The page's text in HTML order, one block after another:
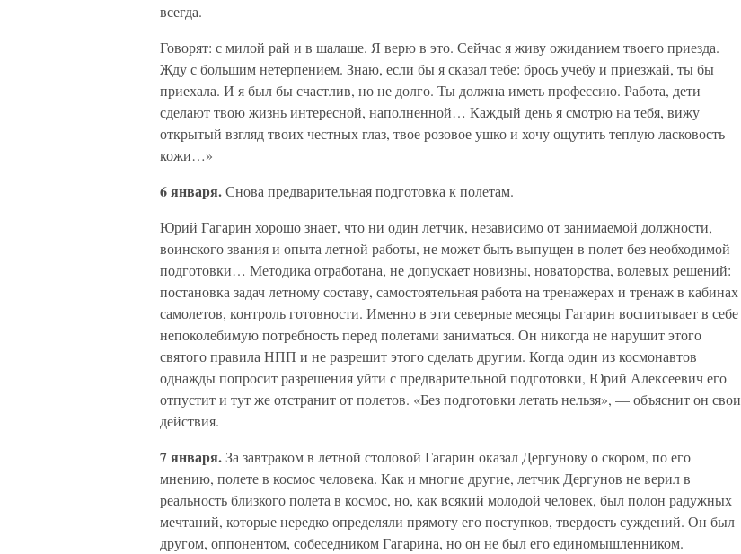
всегда.
Говорят: с милой рай и в шалаше. Я верю в это. Сейчас я живу ожиданием твоего приезда.
Жду с большим нетерпением. Знаю, если бы я сказал тебе: брось учебу и приезжай, ты бы
приехала. И я был бы счастлив, но не долго. Ты должна иметь профессию. Работа, дети
сделают твою жизнь интересной, наполненной… Каждый день я смотрю на тебя, вижу
открытый взгляд твоих честных глаз, твое розовое ушко и хочу ощутить теплую ласковость
кожи…»
6 января.Снова предварительная подготовка к полетам.
Юрий Гагарин хорошо знает, что ни один летчик, независимо от занимаемой должности,
воинского звания и опыта летной работы, не может быть выпущен в полет без необходимой
подготовки… Методика отработана, не допускает новизны, новаторства, волевых решений:
постановка задач летному составу, самостоятельная работа на тренажерах и тренаж в кабинах
самолетов, контроль готовности. Именно в эти северные месяцы Гагарин воспитывает в себе
непоколебимую потребность перед полетами заниматься. Он никогда не нарушит этого
святого правила НПП и не разрешит этого сделать другим. Когда один из космонавтов
однажды попросит разрешения уйти с предварительной подготовки, Юрий Алексеевич его
отпустит и тут же отстранит от полетов. «Без подготовки летать нельзя», — объяснит он свои
действия.
7 января.За завтраком в летной столовой Гагарин оказал Дергунову о скором, по его
мнению, полете в космос человека. Как и многие другие, летчик Дергунов не верил в
реальность близкого полета в космос, но, как всякий молодой человек, был полон радужных
мечтаний, которые нередко определяли прямоту его поступков, твердость суждений. Он был
другом, оппонентом, собеседником Гагарина, но он не был его единомышленником.